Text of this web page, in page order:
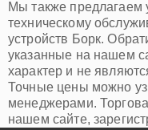
Брянск
Владивосток
Владикавказ
Владимир
Волжский
Вологда
Грозный
Мы также предлагаем
техническому
устройств Борк.
указанные на нашем
характер и не
Точные цены можно
менеджерами.
нашем сайте,